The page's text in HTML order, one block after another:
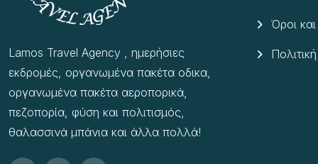
Lamos Travel Agency , ημερήσιες
εκδρομές, οργανωμένα πακέτα οδικα,
οργανωμένα πακέτα αεροπορικά,
πεζοπορία, φύση και πολιτισμός,
θαλασσινά μπάνια και άλλα πολλά!
Όροι